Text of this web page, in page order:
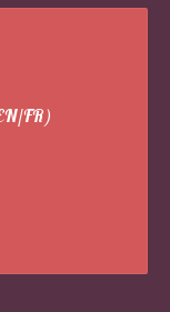
FR)